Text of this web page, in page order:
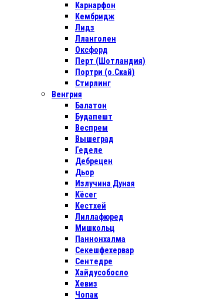
Карнарфон
Кембридж
Лидз
Лланголен
Оксфорд
Перт (Шотландия)
Портри (о.Скай)
Стирлинг
Венгрия
Балатон
Будапешт
Веспрем
Вышеград
Геделе
Дебрецен
Дьор
Излучина Дуная
Кёсег
Кестхей
Лиллафюред
Мишкольц
Паннонхалма
Секешфехервар
Сентедре
Хайдусобосло
Хевиз
Чопак